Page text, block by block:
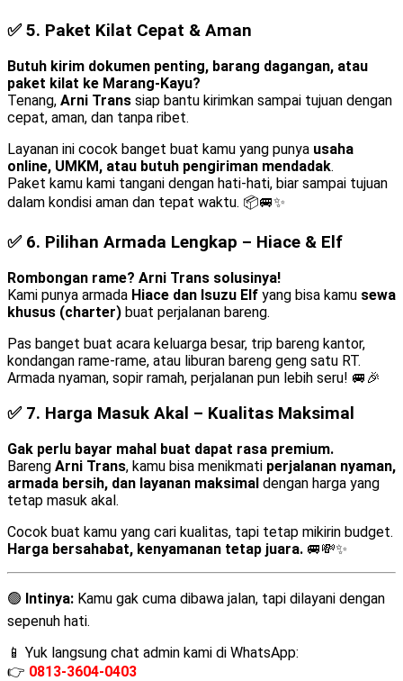
✅ 5. Paket Kilat Cepat & Aman
Butuh kirim dokumen penting, barang dagangan, atau
paket kilat ke Marang-Kayu?
Tenang, Arni Trans siap bantu kirimkan sampai tujuan dengan
cepat, aman, dan tanpa ribet.
Layanan ini cocok banget buat kamu yang punya usaha
online, UMKM, atau butuh pengiriman mendadak.
Paket kamu kami tangani dengan hati-hati, biar sampai tujuan
dalam kondisi aman dan tepat waktu. 📦🚐✨
✅ 6. Pilihan Armada Lengkap – Hiace & Elf
Rombongan rame? Arni Trans solusinya!
Kami punya armada Hiace dan Isuzu Elf yang bisa kamu sewa
khusus (charter) buat perjalanan bareng.
Pas banget buat acara keluarga besar, trip bareng kantor,
kondangan rame-rame, atau liburan bareng geng satu RT.
Armada nyaman, sopir ramah, perjalanan pun lebih seru! 🚐🎉
✅ 7. Harga Masuk Akal – Kualitas Maksimal
Gak perlu bayar mahal buat dapat rasa premium.
Bareng Arni Trans, kamu bisa menikmati perjalanan nyaman,
armada bersih, dan layanan maksimal dengan harga yang
tetap masuk akal.
Cocok buat kamu yang cari kualitas, tapi tetap mikirin budget.
Harga bersahabat, kenyamanan tetap juara. 🚐💸✨
🟢 Intinya: Kamu gak cuma dibawa jalan, tapi dilayani dengan
sepenuh hati.
📱 Yuk langsung chat admin kami di WhatsApp:
👉 0813-3604-0403